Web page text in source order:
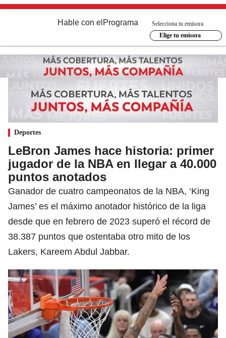
Hable con el Programa
Selecciona tu emisora
Elige tu emisora
Deportes
LeBron James hace historia: primer
jugador de la NBA en llegar a 40.000
puntos anotados
Ganador de cuatro campeonatos de la NBA, ‘King
James’ es el máximo anotador histórico de la liga
desde que en febrero de 2023 superó el récord de
38.387 puntos que ostentaba otro mito de los
Lakers, Kareem Abdul Jabbar.